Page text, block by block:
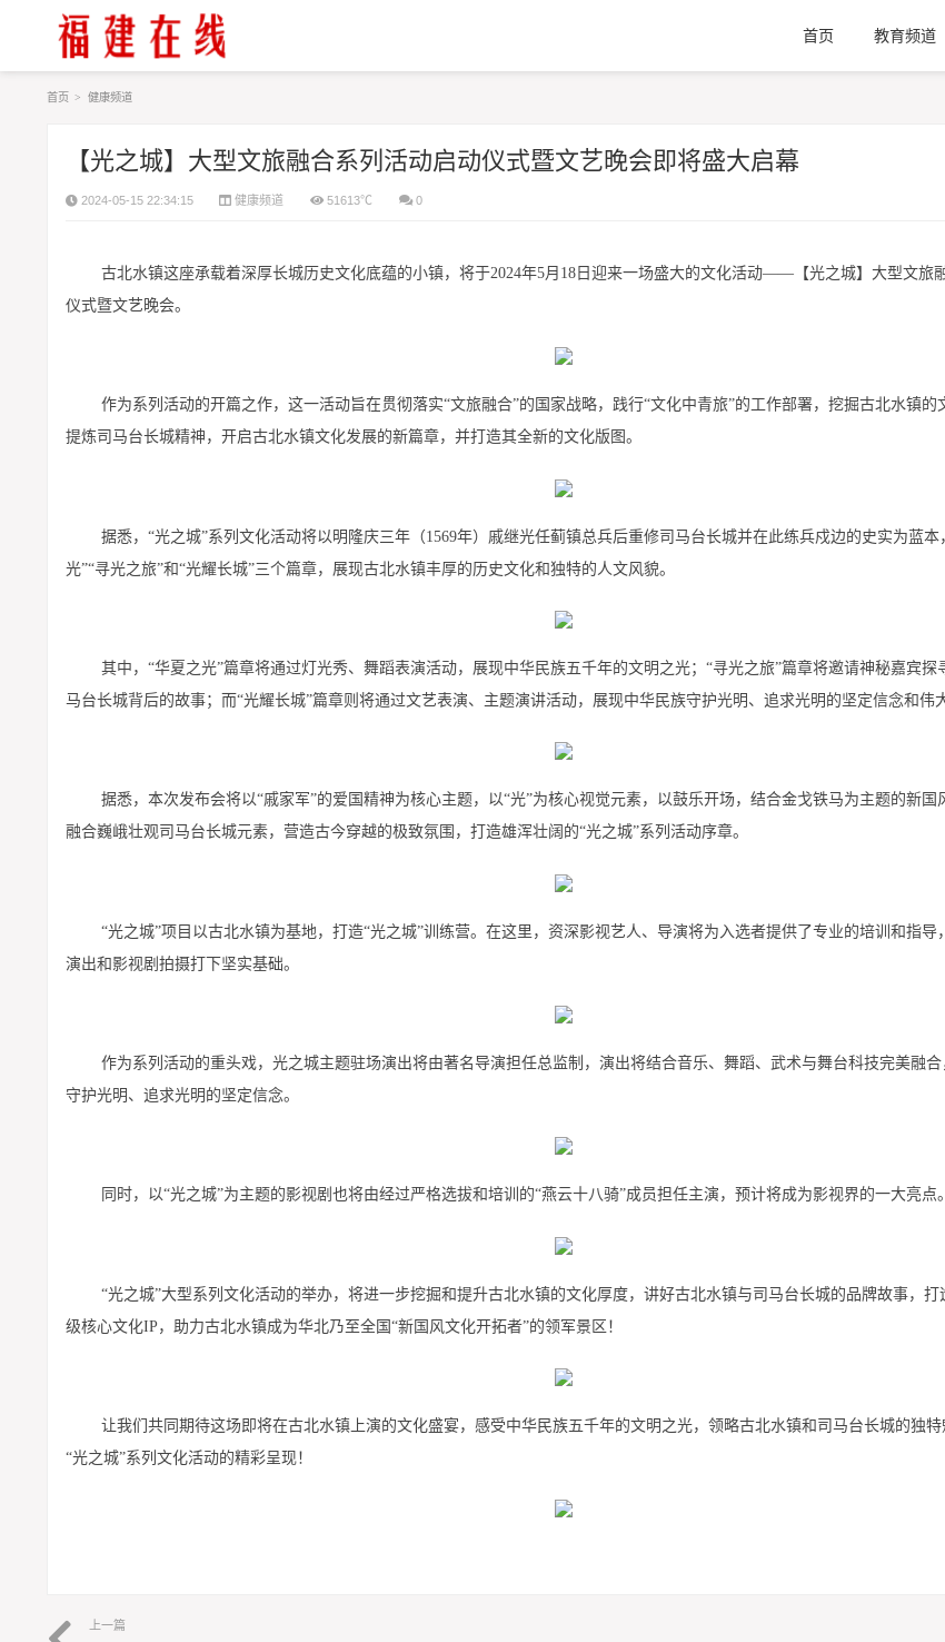
首页 教育频道
首页 > 健康频道
【光之城】大型文旅融合系列活动启动仪式暨文艺晚会即将盛大启幕
2024-05-15 22:34:15 健康频道 51613℃ 0
古北水镇这座承载着深厚长城历史文化底蕴的小镇，将于2024年5月18日迎来一场盛大的文化活动——【光之城】大型文旅
仪式暨文艺晚会。
作为系列活动的开篇之作，这一活动旨在贯彻落实“文旅融合”的国家战略，践行“文化中青旅”的工作部署，挖掘古北水镇的
提炼司马台长城精神，开启古北水镇文化发展的新篇章，并打造其全新的文化版图。
据悉，“光之城”系列文化活动将以明隆庆三年（1569年）戚继光任蓟镇总兵后重修司马台长城并在此练兵戍边的史实为蓝本
光”“寻光之旅”和“光耀长城”三个篇章，展现古北水镇丰厚的历史文化和独特的人文风貌。
其中，“华夏之光”篇章将通过灯光秀、舞蹈表演活动，展现中华民族五千年的文明之光；“寻光之旅”篇章将邀请神秘嘉宾探
马台长城背后的故事；而“光耀长城”篇章则将通过文艺表演、主题演讲活动，展现中华民族守护光明、追求光明的坚定信念和伟
据悉，本次发布会将以“戚家军”的爱国精神为核心主题，以“光”为核心视觉元素，以鼓乐开场，结合金戈铁马为主题的新国
融合巍峨壮观司马台长城元素，营造古今穿越的极致氛围，打造雄浑壮阔的“光之城”系列活动序章。
“光之城”项目以古北水镇为基地，打造“光之城”训练营。在这里，资深影视艺人、导演将为入选者提供了专业的培训和指导
演出和影视剧拍摄打下坚实基础。
作为系列活动的重头戏，光之城主题驻场演出将由著名导演担任总监制，演出将结合音乐、舞蹈、武术与舞台科技完美融
守护光明、追求光明的坚定信念。
同时，以“光之城”为主题的影视剧也将由经过严格选拔和培训的“燕云十八骑”成员担任主演，预计将成为影视界的一大亮点。
“光之城”大型系列文化活动的举办，将进一步挖掘和提升古北水镇的文化厚度，讲好古北水镇与司马台长城的品牌故事，打
级核心文化IP，助力古北水镇成为华北乃至全国“新国风文化开拓者”的领军景区！
让我们共同期待这场即将在古北水镇上演的文化盛宴，感受中华民族五千年的文明之光，领略古北水镇和司马台长城的独
“光之城”系列文化活动的精彩呈现！
上一篇